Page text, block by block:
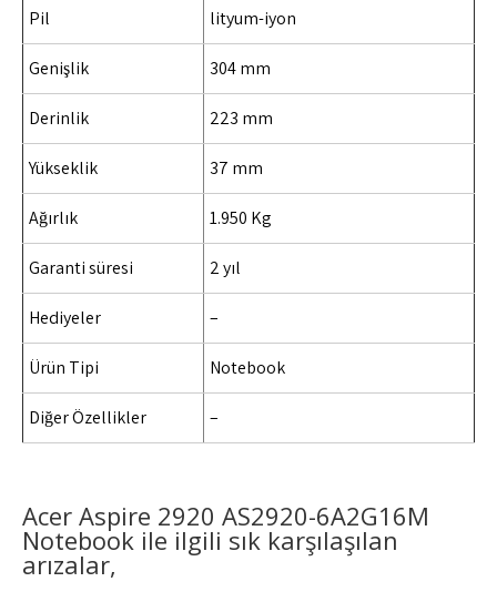
Pil lityum-iyon
Genişlik 304 mm
Derinlik 223 mm
Yükseklik 37 mm
Ağırlık 1.950 Kg
Garanti süresi 2 yıl
Hediyeler –
Ürün Tipi Notebook
Diğer Özellikler –
Acer Aspire 2920 AS2920-6A2G16M
Notebook ile ilgili sık karşılaşılan
arızalar,